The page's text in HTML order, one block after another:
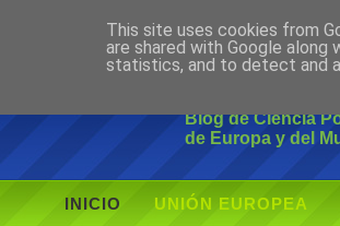
Blog de Ciencia
de Europa y del
INICIO UNIÓN EUROPEA
This site uses cookies from
are shared with Google
statistics, and to detect and